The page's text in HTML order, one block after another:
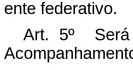
ente federativo.
Art. 5º Será